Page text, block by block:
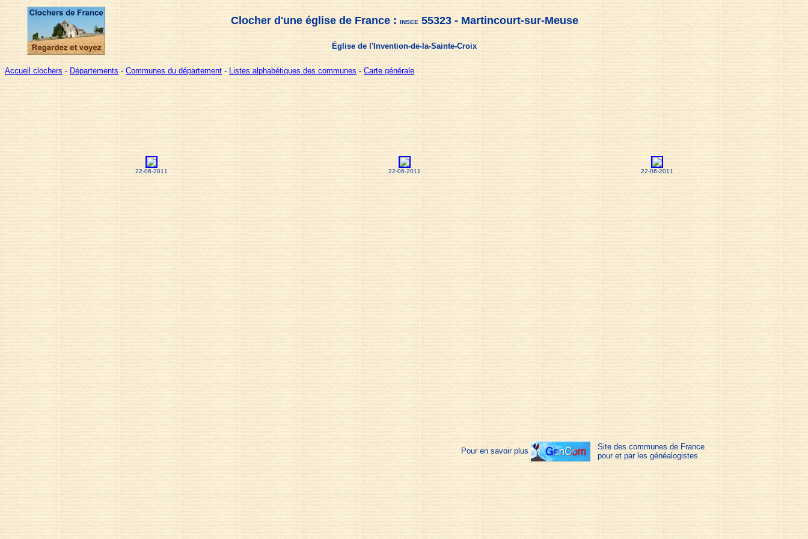
Clocher d'une église de France : INSEE55323 - Martincourt-sur-Meuse
Église de l'Invention-de-la-Sainte-Croix
Accueil clochers - Départements - Communes du département - Listes alphabétiques des communes - Carte générale
22-06-2011 22-06-2011 22-06-2011
Pour en savoir plus
Site des communes de France
pour et par les généalogistes